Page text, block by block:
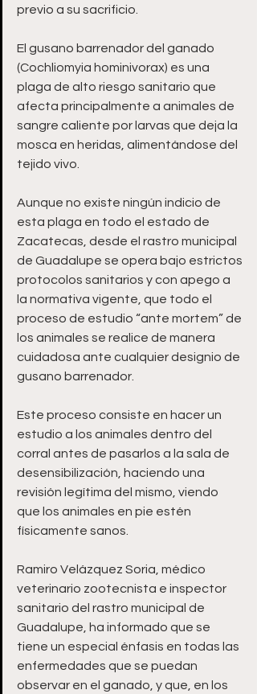
previo a su sacrificio.
El gusano barrenador del ganado
(Cochliomyia hominivorax) es una
plaga de alto riesgo sanitario que
afecta principalmente a animales de
sangre caliente por larvas que deja la
mosca en heridas, alimentándose del
tejido vivo.
Aunque no existe ningún indicio de
esta plaga en todo el estado de
Zacatecas, desde el rastro municipal
de Guadalupe se opera bajo estrictos
protocolos sanitarios y con apego a
la normativa vigente, que todo el
proceso de estudio “ante mortem” de
los animales se realice de manera
cuidadosa ante cualquier designio de
gusano barrenador.
Este proceso consiste en hacer un
estudio a los animales dentro del
corral antes de pasarlos a la sala de
desensibilización, haciendo una
revisión legítima del mismo, viendo
que los animales en pie estén
físicamente sanos.
Ramiro Velázquez Soria, médico
veterinario zootecnista e inspector
sanitario del rastro municipal de
Guadalupe, ha informado que se
tiene un especial énfasis en todas las
enfermedades que se puedan
observar en el ganado, y que, en los